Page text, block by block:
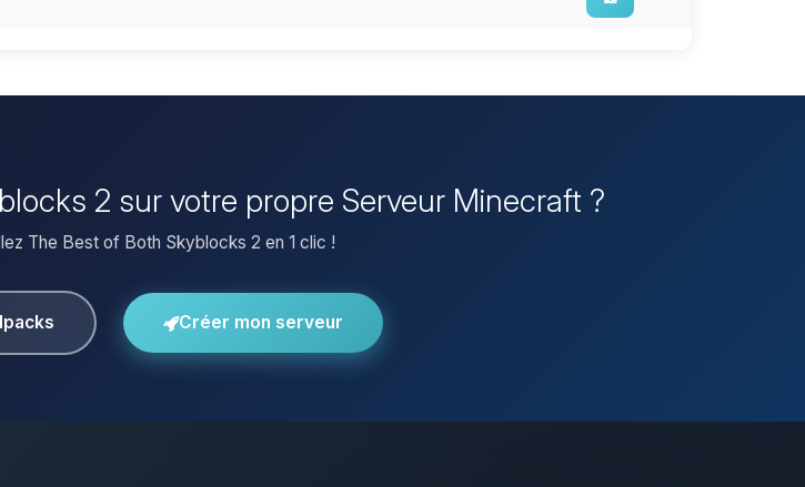
2 sur votre propre Serveur Minecraft ?
The Best of Both Skyblocks 2 en 1 clic !
Créer mon serveur